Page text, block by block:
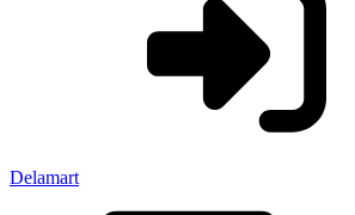
Delamart